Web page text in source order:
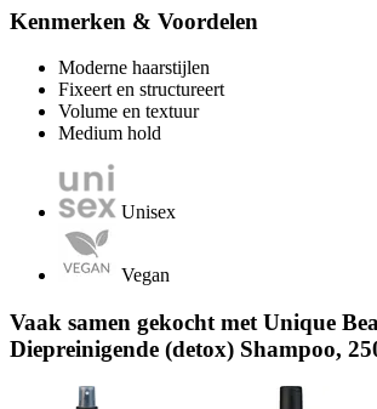
Kenmerken & Voordelen
Moderne haarstijlen
Fixeert en structureert
Volume en textuur
Medium hold
Unisex
Vegan
Vaak samen gekocht met Unique
Diepreinigende (detox) Shampoo,